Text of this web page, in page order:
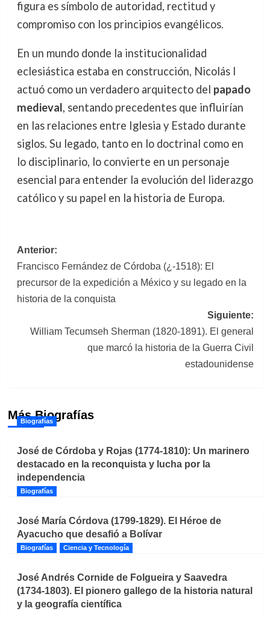
figura es símbolo de autoridad, rectitud y
compromiso con los principios evangélicos.
En un mundo donde la institucionalidad
eclesiástica estaba en construcción, Nicolás I
actuó como un verdadero arquitecto del papado
medieval, sentando precedentes que influirían
en las relaciones entre Iglesia y Estado durante
siglos. Su legado, tanto en lo doctrinal como en
lo disciplinario, lo convierte en un personaje
esencial para entender la evolución del liderazgo
católico y su papel en la historia de Europa.
Navegación
de
entradas
Anterior:
Francisco Fernández de Córdoba (¿-1518): El
precursor de la expedición a México y su legado en la
historia de la conquista
Siguiente:
William Tecumseh Sherman (1820-1891). El general
que marcó la historia de la Guerra Civil
estadounidense
Más Biografías
Biografías
José de Córdoba y Rojas (1774-1810): Un marinero
destacado en la reconquista y lucha por la
independencia
Biografías
José María Córdova (1799-1829). El Héroe de
Ayacucho que desafió a Bolívar
Biografías Ciencia y Tecnología
José Andrés Cornide de Folgueira y Saavedra
(1734-1803). El pionero gallego de la historia natural
y la geografía científica